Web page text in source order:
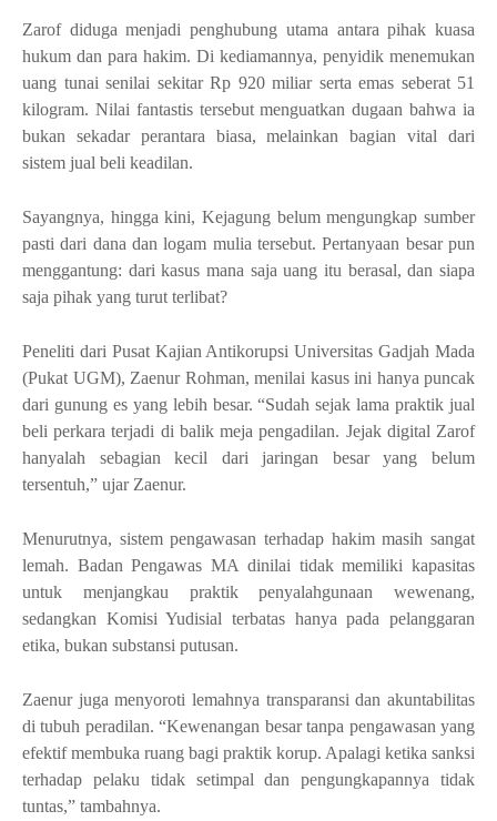
Zarof diduga menjadi penghubung utama antara pihak kuasa
hukum dan para hakim. Di kediamannya, penyidik menemukan
uang tunai senilai sekitar Rp 920 miliar serta emas seberat 51
kilogram. Nilai fantastis tersebut menguatkan dugaan bahwa ia
bukan sekadar perantara biasa, melainkan bagian vital dari
sistem jual beli keadilan.
Sayangnya, hingga kini, Kejagung belum mengungkap sumber
pasti dari dana dan logam mulia tersebut. Pertanyaan besar pun
menggantung: dari kasus mana saja uang itu berasal, dan siapa
saja pihak yang turut terlibat?
Peneliti dari Pusat Kajian Antikorupsi Universitas Gadjah Mada
(Pukat UGM), Zaenur Rohman, menilai kasus ini hanya puncak
dari gunung es yang lebih besar. “Sudah sejak lama praktik jual
beli perkara terjadi di balik meja pengadilan. Jejak digital Zarof
hanyalah sebagian kecil dari jaringan besar yang belum
tersentuh,” ujar Zaenur.
Menurutnya, sistem pengawasan terhadap hakim masih sangat
lemah. Badan Pengawas MA dinilai tidak memiliki kapasitas
untuk menjangkau praktik penyalahgunaan wewenang,
sedangkan Komisi Yudisial terbatas hanya pada pelanggaran
etika, bukan substansi putusan.
Zaenur juga menyoroti lemahnya transparansi dan akuntabilitas
di tubuh peradilan. “Kewenangan besar tanpa pengawasan yang
efektif membuka ruang bagi praktik korup. Apalagi ketika sanksi
terhadap pelaku tidak setimpal dan pengungkapannya tidak
tuntas,” tambahnya.